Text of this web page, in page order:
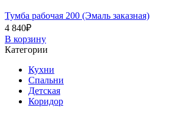
Тумба рабочая 200 (Эмаль заказная)
4 840₽
В корзину
Категории
Кухни
Спальни
Детская
Коридор